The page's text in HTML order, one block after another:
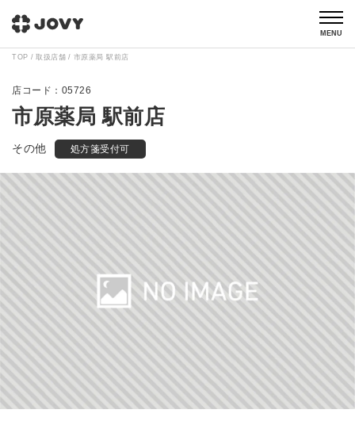
MENU
TOP 取扱店舗 市原薬局 駅前店
05726
市原薬局 駅前店
その他 処方箋受付可